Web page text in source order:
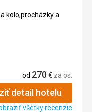
kolo,procházky a
kolo,procházky a
3,0 / 5
4,0
od 270€ za os.
detail hotelu
všetky recenzie